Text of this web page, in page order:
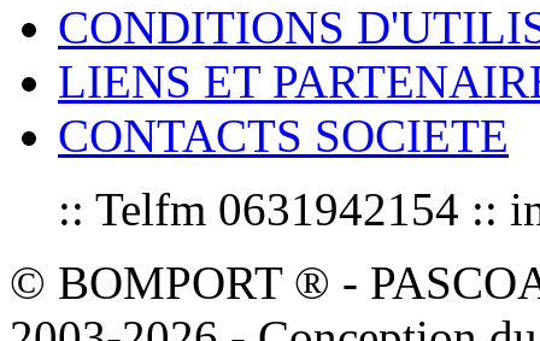
CONDITIONS
LIENS ET
CONTACTS SOCIETE
:: Telfm 0631942154 ::
© BOMPORT ® -